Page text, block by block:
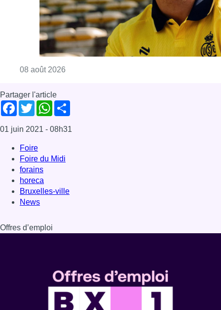
08 août 2026
Partager l'article
Facebook
TwitterWhatsApp
01 juin 2021 - 08h31
Foire
Foire du Midi
forains
horeca
Bruxelles-ville
News
Offres d’emploi